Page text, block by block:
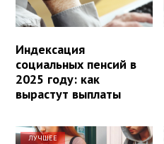
Индексация
социальных пенсий в
2025 году: как
вырастут выплаты
ЛУЧШЕЕ